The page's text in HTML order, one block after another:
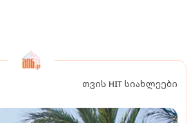
თვის HIT სიახლეები